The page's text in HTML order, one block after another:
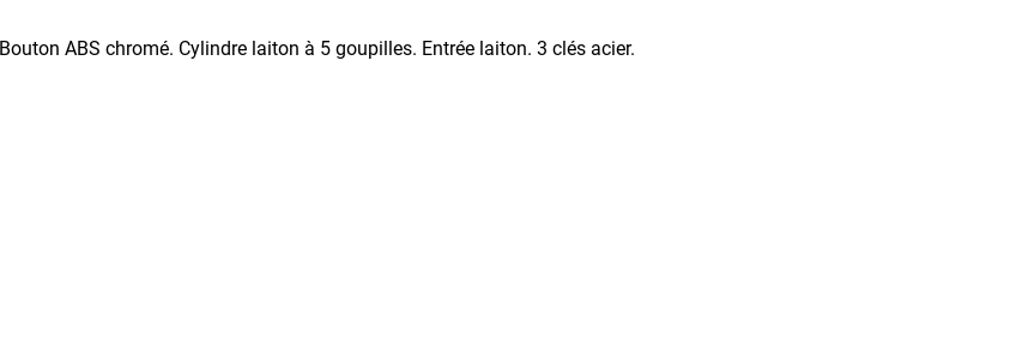
ABS chromé. Cylindre laiton à 5 goupilles. Entrée laiton. 3 clés acier.